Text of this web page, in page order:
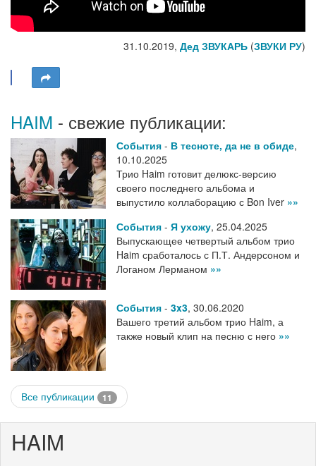
31.10.2019, Дед ЗВУКАРЬ (ЗВУКИ РУ)
HAIM - свежие публикации:
События - В тесноте, да не в обиде,
10.10.2025
Трио Haim готовит делюкс-версию
своего последнего альбома и
выпустило коллаборацию с Bon Iver »»
События - Я ухожу, 25.04.2025
Выпускающее четвертый альбом трио
Haim сработалось с П.Т. Андерсоном и
Логаном Лерманом »»
События - 3x3, 30.06.2020
Вашего третий альбом трио Haim, а
также новый клип на песню с него »»
Все публикации 11
HAIM